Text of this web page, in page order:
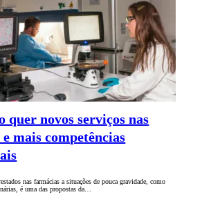
quer novos serviços nas
mais competências
nas farmácias a situações de pouca gravidade, como
é uma das propostas da…